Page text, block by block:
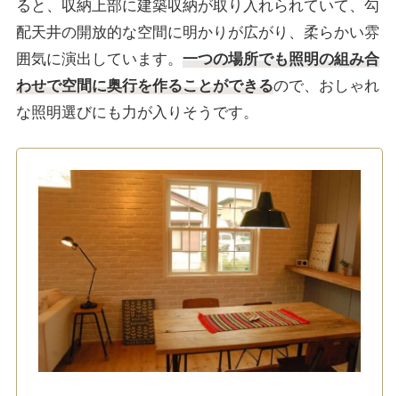
ると、収納上部に建築収納が取り入れられていて、勾
配天井の開放的な空間に明かりが広がり、柔らかい雰
囲気に演出しています。 一つの場所でも照明の組み合
わせで空間に奥行を作ることができるので、おしゃれ
な照明選びにも力が入りそうです。